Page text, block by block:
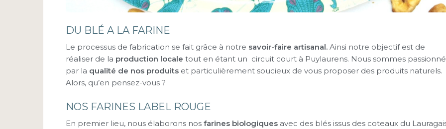
DU BLÉ A LA FARINE
Le processus de fabrication se fait grâce à notre savoir-faire artisanal. Ainsi notre objectif est de
réaliser de la production locale tout en étant un circuit court à Puylaurens. Nous sommes
par la qualité de nos produits et particulièrement soucieux de vous proposer des produits naturels.
Alors, qu’en pensez-vous ?
NOS FARINES LABEL ROUGE
En premier lieu, nous élaborons nos farines biologiques avec des blés issus des coteaux du